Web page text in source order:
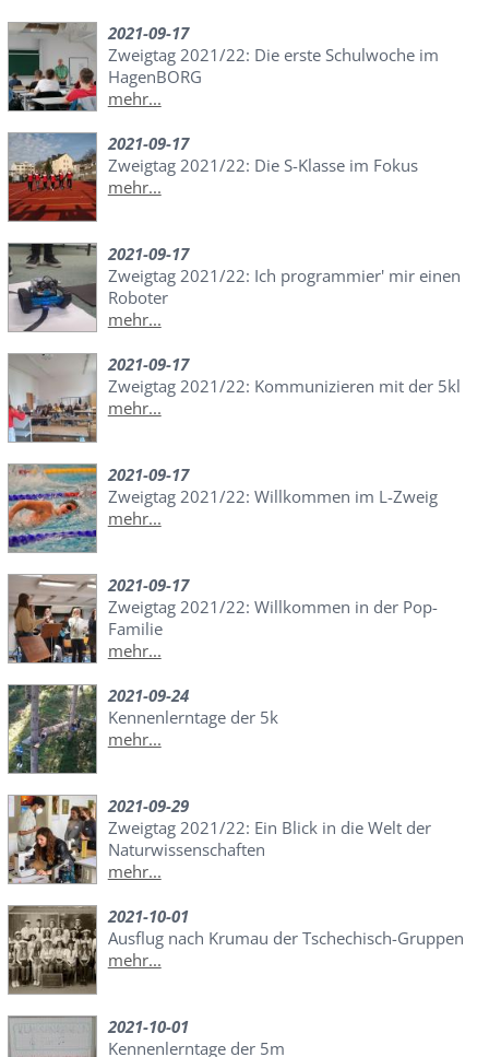
2021-09-17
Zweigtag 2021/22: Die erste Schulwoche im
HagenBORG
mehr...
2021-09-17
Zweigtag 2021/22: Die S-Klasse im Fokus
mehr...
2021-09-17
Zweigtag 2021/22: Ich programmier' mir einen
Roboter
mehr...
2021-09-17
Zweigtag 2021/22: Kommunizieren mit der 5kl
mehr...
2021-09-17
Zweigtag 2021/22: Willkommen im L-Zweig
mehr...
2021-09-17
Zweigtag 2021/22: Willkommen in der Pop-
Familie
mehr...
2021-09-24
Kennenlerntage der 5k
mehr...
2021-09-29
Zweigtag 2021/22: Ein Blick in die Welt der
Naturwissenschaften
mehr...
2021-10-01
Ausflug nach Krumau der Tschechisch-Gruppen
mehr...
2021-10-01
Kennenlerntage der 5m